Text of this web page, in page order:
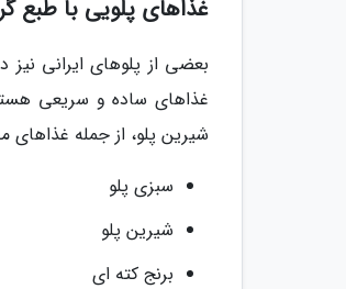
غذاهای پلویی با طبع
بعضی از پلوهای ایرانی
غذاهای ساده و سریعی
شیرین پلو، از جمله
سبزی پلو
شیرین پلو
برنج کته ای